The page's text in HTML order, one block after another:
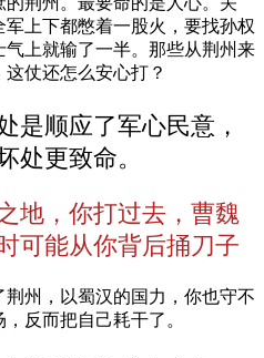
上下都憋着一股火，要找孙权
上就输了一半。那些从荆州来
仗还怎么安心打？
是顺应了军心民意，
处更致命。
地，你打过去，曹魏
可能从你背后捅刀子
州，以蜀汉的国力，你也守不
反而把自己耗干了。